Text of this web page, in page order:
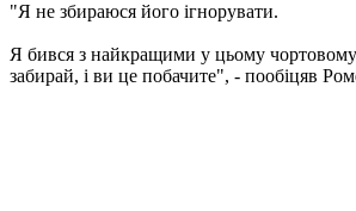
"Я не збираюся його ігнорувати.
Я бився з найкращими у цьому чортовому
забирай, і ви це побачите", - пообіцяв